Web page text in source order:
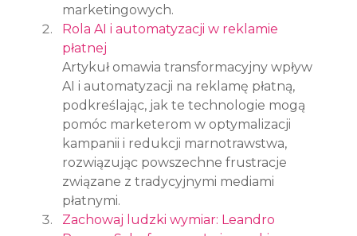
marketingowych.
Rola AI i automatyzacji w reklamie
płatnej
Artykuł omawia transformacyjny wpływ
AI i automatyzacji na reklamę płatną,
podkreślając, jak te technologie mogą
pomóc marketerom w optymalizacji
kampanii i redukcji marnotrawstwa,
rozwiązując powszechne frustracje
związane z tradycyjnymi mediami
płatnymi.
Zachowaj ludzki wymiar: Leandro